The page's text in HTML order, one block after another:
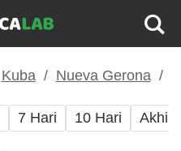
Kuba Nueva Gerona
7 Hari 10 Hari Akhir